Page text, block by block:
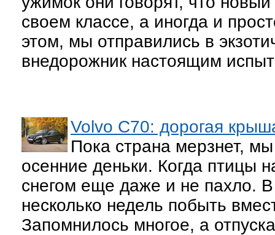
своем классе, а иногда и
этом, мы отправились в
внедорожник настоящим
Volvo C70: дорогая
Пока страна мерзнет,
осенние деньки. Когда птицы
снегом еще даже и не пахло.
несколько недель побыть
Запомнилось многое, а